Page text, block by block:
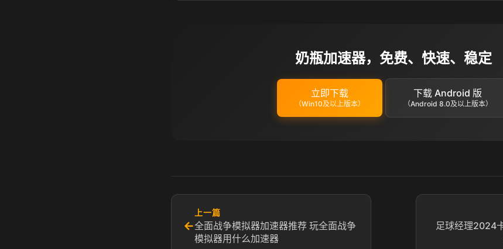
奶瓶加速器，免费、快速、稳定
立即下载
（Win10及以上版本）
下载 Android 版
（Android 8.0及以上版本）
←
上一篇
全面战争模拟器加速器推荐 玩全面战争
模拟器用什么加速器
足球经理2024